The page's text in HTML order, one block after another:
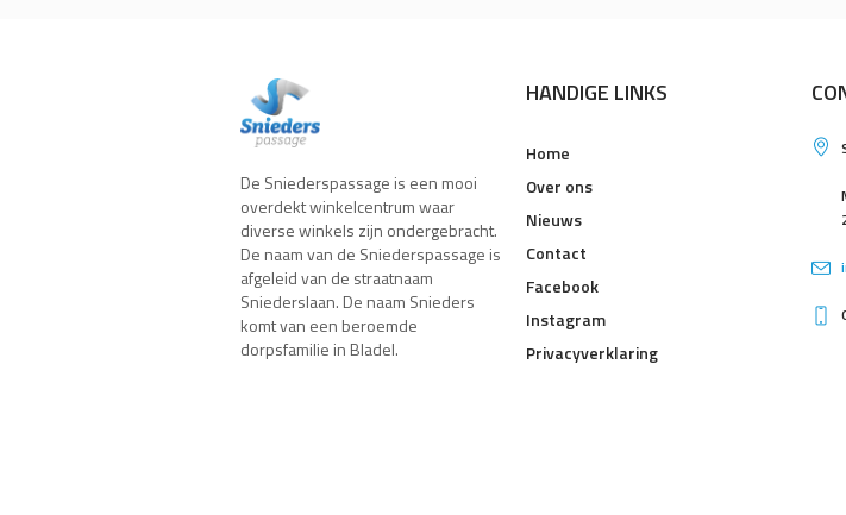
De Sniederspassage is een mooi
overdekt winkelcentrum waar
diverse winkels zijn ondergebracht.
De naam van de Sniederspassage is
afgeleid van de straatnaam
Sniederslaan. De naam Snieders
komt van een beroemde
dorpsfamilie in Bladel.
HANDIGE LINKS
Home
Over ons
Nieuws
Contact
Facebook
Instagram
Privacyverklaring